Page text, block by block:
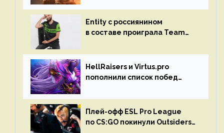
Entity с россиянином
в составе проиграла Team
HellRaisers и Virtus.pro
пополнили список побед
Плей-офф ESL Pro League
по CS:GO покинули Outsiders